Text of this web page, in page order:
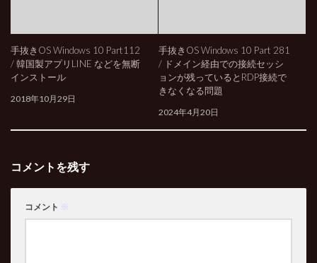
手抜きOS Windows 10 Part112
/ 韓国製アプリLINE などを無断
インストール
2018年10月29日
手抜きOS Windows 10 Part 281
/ ドメイン経由での接続セッシ
ョンが残っているとRDP接続で
きなくなる問題
2024年4月20日
コメントを残す
コメント ※